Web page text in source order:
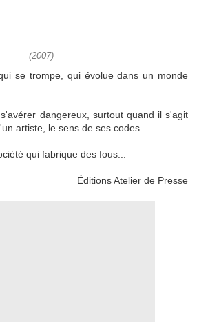
(2007)
se trompe, qui évolue dans un monde
dangereux, surtout quand il s'agit
artiste, le sens de ses codes...
qui fabrique des fous...
Éditions Atelier de Presse